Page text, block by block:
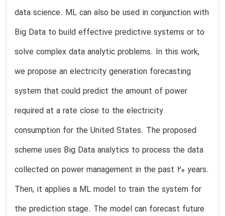
data science. ML can also be used in conjunction with
Big Data to build effective predictive systems or to
solve complex data analytic problems. In this work,
we propose an electricity generation forecasting
system that could predict the amount of power
required at a rate close to the electricity
consumption for the United States. The proposed
scheme uses Big Data analytics to process the data
collected on power management in the past 20 years.
Then, it applies a ML model to train the system for
the prediction stage. The model can forecast future